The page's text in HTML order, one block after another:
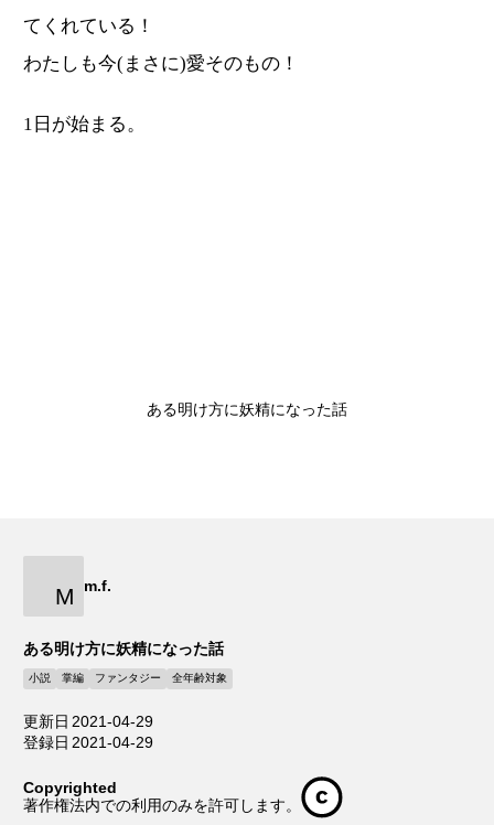
てくれている！
わたしも今(まさに)愛そのもの！
1日が始まる。
ある明け方に妖精になった話
M m.f.
ある明け方に妖精になった話
小説 掌編 ファンタジー 全年齢対象
更新日 2021-04-29
登録日 2021-04-29
Copyrighted
著作権法内での利用のみを許可します。